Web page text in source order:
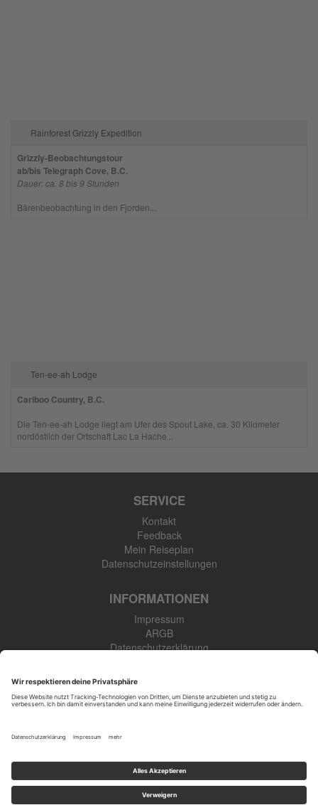
Rainforest Grizzly Expedition
Grizzly-Beobachtungstour
ab/bis Telegraph Cove, B.C.
Dauer: ca. 8 bis 9 Stunden
Bärenbeobachtung in den Fjorden...
Ten-ee-ah Lodge
Cariboo Country, B.C.
Die Ten-ee-ah Lodge liegt am Ufer des Spout Lake, ca. 30 Kilometer
nordöstlich der Ortschaft Lac La Hache...
SERVICE
Kontakt
Feedback
Mein Reiseplan
Datenschutzeinstellungen
INFORMATIONEN
Impressum
ARGB
Datenschutzerklärung
48308 Senden-Bösensell
Öffnungszeiten: Mo.-Fr. 09:00-17:00